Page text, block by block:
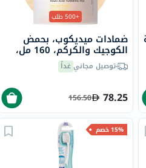
+500 طلب
ضمادات ميديكوب، بحمض
الكوجيك والكركم، 160 مل،
70 ضمادةتوصيل مجانيغداً
78.25
156.50
15% خصم